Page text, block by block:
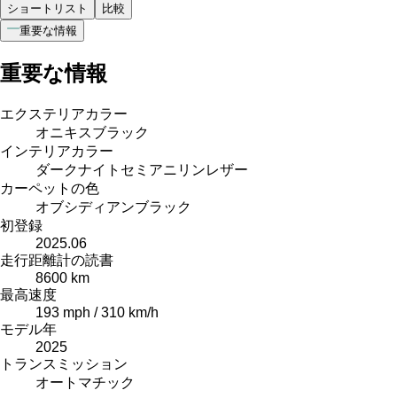
ショートリスト
比較
重要な情報
重要な情報
エクステリアカラー
オニキスブラック
インテリアカラー
ダークナイトセミアニリンレザー
カーペットの色
オブシディアンブラック
初登録
2025.06
走行距離計の読書
8600 km
最高速度
193 mph / 310 km/h
モデル年
2025
トランスミッション
オートマチック